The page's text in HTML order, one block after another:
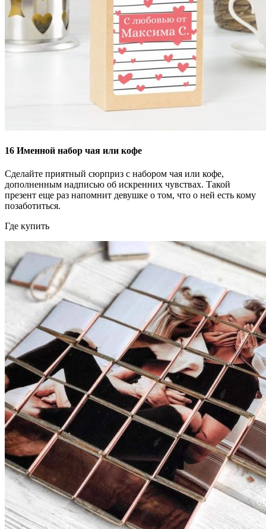
16 Именной набор чая или кофе
Сделайте приятный сюрприз с набором чая или кофе,
дополненным надписью об искренних чувствах. Такой
презент еще раз напомнит девушке о том, что о ней есть кому
позаботиться.
Где купить